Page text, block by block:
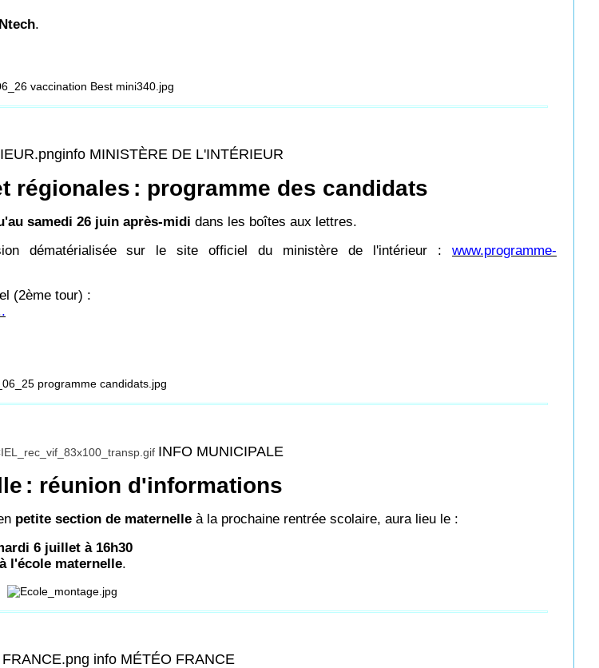
.
info MINISTÈRE DE L'INTÉRIEUR
régionales : programme des candidats
samedi 26 juin après-midi dans les boîtes aux lettres.
dématérialisée sur le site officiel du ministère de l'intérieur : www.programme-
(2ème tour) :
INFO MUNICIPALE
: réunion d'informations
petite section de maternelle à la prochaine rentrée scolaire, aura lieu le :
6 juillet à 16h30
à l'école maternelle.
info MÉTÉO FRANCE